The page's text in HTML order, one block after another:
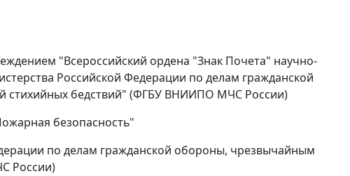
"Всероссийский ордена "Знак Почета" научно-
Российской Федерации по делам гражданской
стихийных бедствий" (ФГБУ ВНИИПО МЧС России)
безопасность"
по делам гражданской обороны, чрезвычайным
России)